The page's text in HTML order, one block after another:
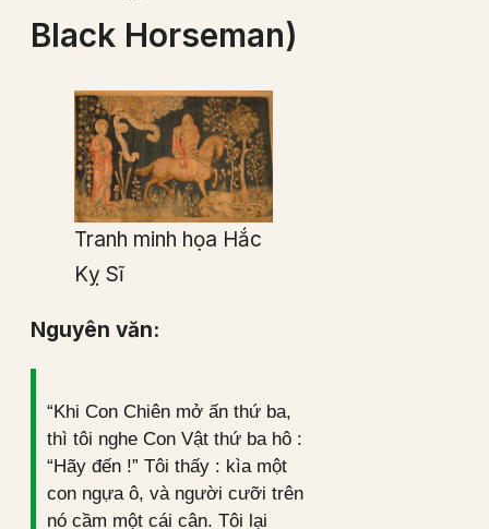
Black Horseman)
Tranh minh họa Hắc
Kỵ Sĩ
Nguyên văn:
“Khi Con Chiên mở ấn thứ ba,
thì tôi nghe Con Vật thứ ba hô :
“Hãy đến !” Tôi thấy : kìa một
con ngựa ô, và người cưỡi trên
nó cầm một cái cân. Tôi lại